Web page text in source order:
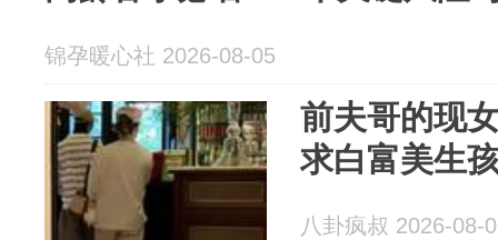
锦孕暖心社 2026-08-05
前夫哥的现
求白富美生
八卦疯叔 2026-08-